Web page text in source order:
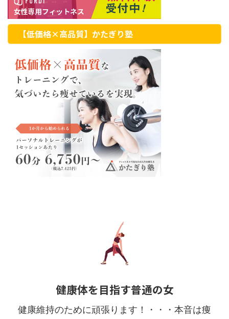
【低価格×高品質】かたぎり塾
健康体を目指す普通の女
健康維持のために頑張ります！・・・本音は痩